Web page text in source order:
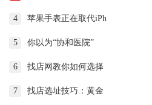
4 苹果手表正在取代iPh
5 你以为“协和医院”
6 找店网教你如何选择
7 找店选址技巧：黄金